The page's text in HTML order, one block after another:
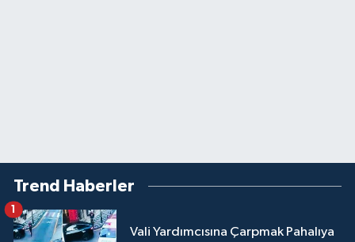
Trend Haberler
Vali Yardımcısına Çarpmak Pahalıya
1